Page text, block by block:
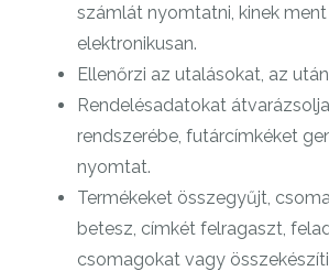
számlát nyomtatni, kinek
elektronikusan.
Ellenőrzi az utalásokat, az
Rendelésadatokat
rendszerébe, futárcímkéket
nyomtat.
Termékeket összegyűjt,
betesz, címkét felragaszt,
csomagokat vagy